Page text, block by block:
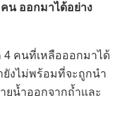
น ออกมาได้อย่าง
4 คนที่เหลือออกมาได้
ยังไม่พร้อมที่จะถูกนำ
ยน้ำออกจากถ้ำและ